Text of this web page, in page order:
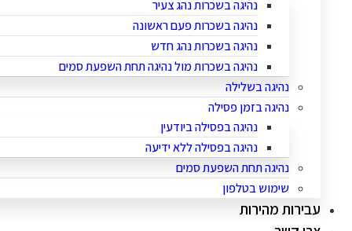
נהיגה בשכרות נהג צעיר
נהיגה בשכרות פעם ראשונה
נהיגה בשכרות נהג חדש
נהיגה בשכרות מול נהיגה תחת השפעת סמים
נהיגה בשלילה
נהיגה בזמן פסילה
נהיגה בפסילה ביודעין
נהיגה בפסילה ללא ידיעה
נהיגה תחת השפעת סמים
שימוש בטלפון
עבירות מהירות